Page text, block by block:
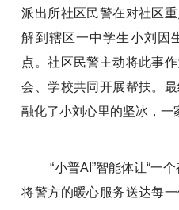
派出所社区民警在对社区
解到辖区一中学生小刘因
点。社区民警主动将此事
会、学校共同开展帮扶。
融化了小刘心里的坚冰，一
“小普AI”智能体让“一
将警方的暖心服务送达每